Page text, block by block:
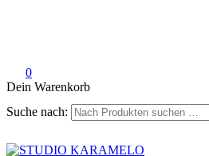
0
Dein Warenkorb
Suche nach: